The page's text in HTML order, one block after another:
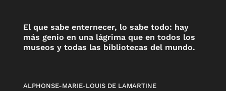
El que sabe enternecer, lo sabe todo: hay
más genio en una lágrima que en todos los
museos y todas las bibliotecas del mundo.
ALPHONSE-MARIE-LOUIS DE LAMARTINE